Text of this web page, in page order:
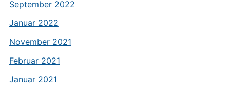
September 2022
Januar 2022
November 2021
Februar 2021
Januar 2021